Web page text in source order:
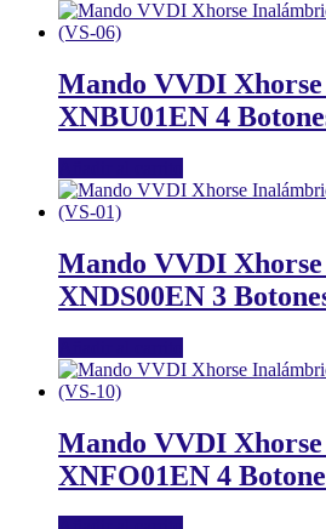
Mando VVDI
XNBU01EN 4
Mando VVDI
XNDS00EN 3
Mando VVDI
XNFO01EN 4